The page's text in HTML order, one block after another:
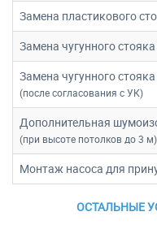
Замена пластикового
Замена чугунного
Замена чугунного
(после согласования с УК)
Дополнительная
(при высоте потолков до 3 м)
Монтаж насоса для
ОСТАЛЬНЫЕ